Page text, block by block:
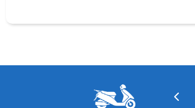
Gratis verzending
In NL en BE boven € 125,-